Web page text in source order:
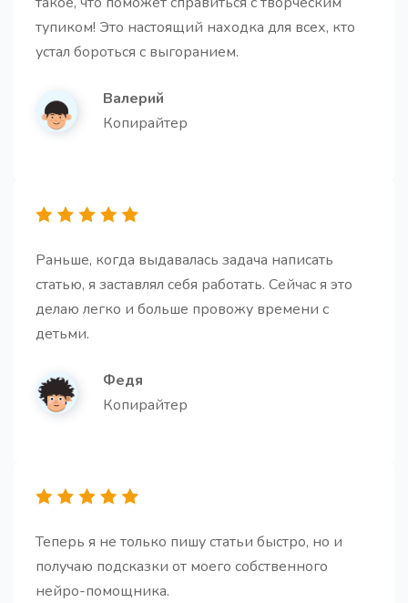
10 креативных идей для email-рассылок,
адаптированных под ваш бизнес, ЦА и цели, с
Идеи для статьи
Получите идеи для ваших будущих статей
заголовки.
тупиком! Это настоящий находка для всех, кто
устал бороться с выгоранием.
Валерий
Копирайтер
Раньше, когда выдавалась задача написать
статью, я заставлял себя работать. Сейчас я это
делаю легко и больше провожу времени с
детьми.
Федя
Копирайтер
Теперь я не только пишу статьи быстро, но и
получаю подсказки от моего собственного
нейро-помощника.